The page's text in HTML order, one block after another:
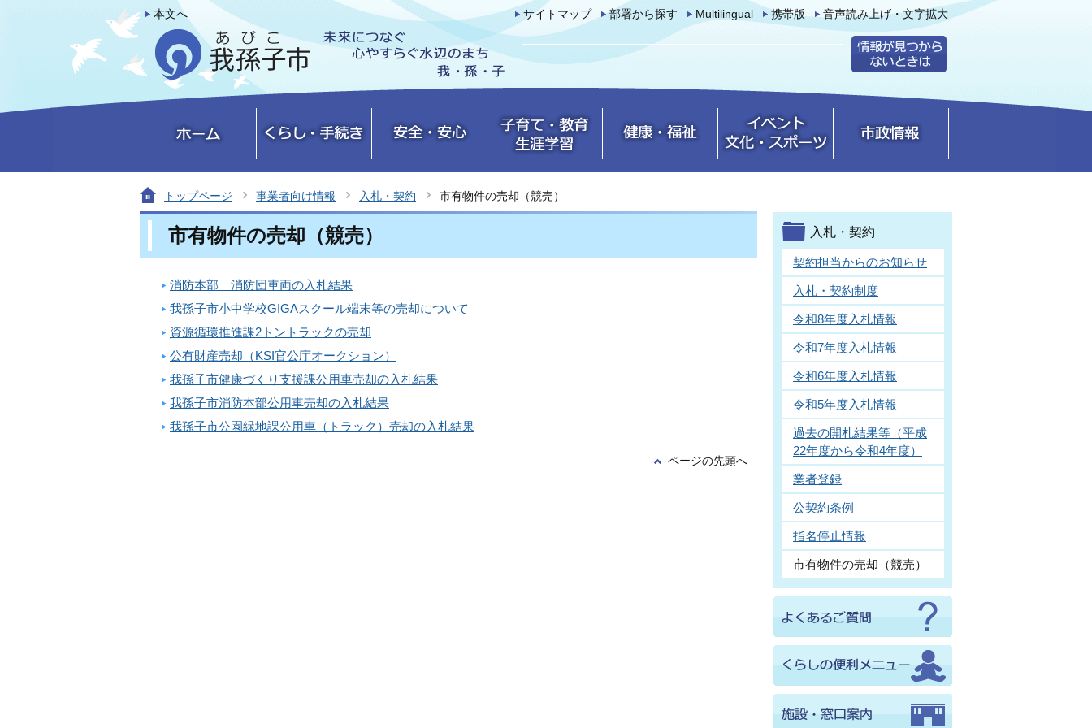
本文へ サイトマップ 部署から探す Multilingual 携帯版 音声読み上げ・文字拡大
トップページ 事業者向け情報 入札・契約 市有物件の売却（競売）
市有物件の売却（競売）
消防本部 消防団車両の入札結果
我孫子市小中学校GIGAスクール端末等の売却について
資源循環推進課2トントラックの売却
公有財産売却（KSI官公庁オークション）
我孫子市健康づくり支援課公用車売却の入札結果
我孫子市消防本部公用車売却の入札結果
我孫子市公園緑地課公用車（トラック）売却の入札結果
ページの先頭へ
入札・契約
契約担当からのお知らせ
入札・契約制度
令和8年度入札情報
令和7年度入札情報
令和6年度入札情報
令和5年度入札情報
過去の開札結果等（平成
22年度から令和4年度）
業者登録
公契約条例
指名停止情報
市有物件の売却（競売）